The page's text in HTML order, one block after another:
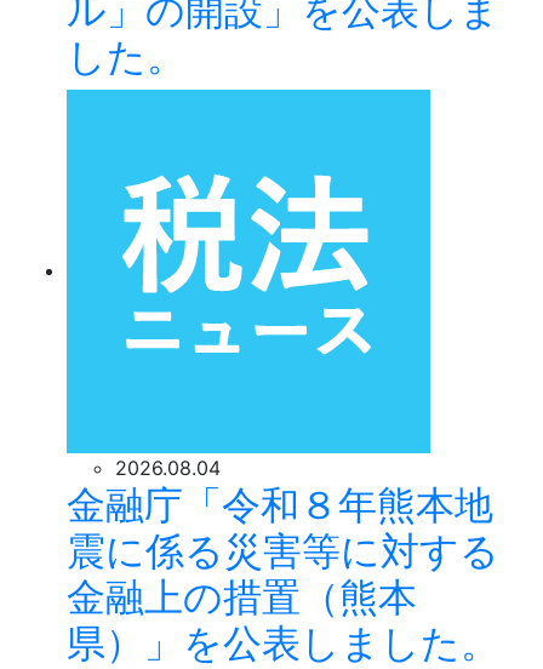
ル」の開設」を公表しま
した。
2026.08.04
金融庁「令和８年熊本地
震に係る災害等に対する
金融上の措置（熊本
県）」を公表しました。